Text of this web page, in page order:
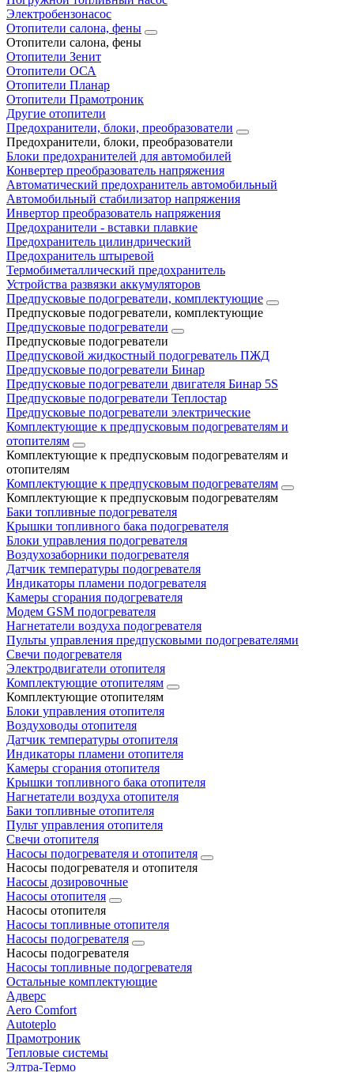
Электробензонасос
Отопители салона, фены
Отопители салона, фены
Отопители Зенит
Отопители ОСА
Отопители Планар
Отопители Прамотроник
Другие отопители
Предохранители, блоки, преобразователи
Предохранители, блоки, преобразователи
Блоки предохранителей для автомобилей
Конвертер преобразователь напряжения
Автоматический предохранитель автомобильный
Автомобильный стабилизатор напряжения
Инвертор преобразователь напряжения
Предохранители - вставки плавкие
Предохранитель цилиндрический
Предохранитель штыревой
Термобиметаллический предохранитель
Устройства развязки аккумуляторов
Предпусковые подогреватели, комплектующие
Предпусковые подогреватели, комплектующие
Предпусковые подогреватели
Предпусковые подогреватели
Предпусковой жидкостный подогреватель ПЖД
Предпусковые подогреватели Бинар
Предпусковые подогреватели двигателя Бинар 5S
Предпусковые подогреватели Теплостар
Предпусковые подогреватели электрические
Комплектующие к предпусковым подогревателям и
отопителям
Комплектующие к предпусковым подогревателям и
отопителям
Комплектующие к предпусковым подогревателям
Комплектующие к предпусковым подогревателям
Баки топливные подогревателя
Крышки топливного бака подогревателя
Блоки управления подогревателя
Воздухозаборники подогревателя
Датчик температуры подогревателя
Индикаторы пламени подогревателя
Камеры сгорания подогревателя
Модем GSM подогревателя
Нагнетатели воздуха подогревателя
Пульты управления предпусковыми подогревателями
Свечи подогревателя
Электродвигатели отопителя
Комплектующие отопителям
Комплектующие отопителям
Блоки управления отопителя
Воздуховоды отопителя
Датчик температуры отопителя
Индикаторы пламени отопителя
Камеры сгорания отопителя
Крышки топливного бака отопителя
Нагнетатели воздуха отопителя
Баки топливные отопителя
Пульт управления отопителя
Свечи отопителя
Насосы подогревателя и отопителя
Насосы подогревателя и отопителя
Насосы дозировочные
Насосы отопителя
Насосы отопителя
Насосы топливные отопителя
Насосы подогревателя
Насосы подогревателя
Насосы топливные подогревателя
Остальные комплектующие
Адверс
Aero Comfort
Autoteplo
Прамотроник
Тепловые системы
Элтра-Термо